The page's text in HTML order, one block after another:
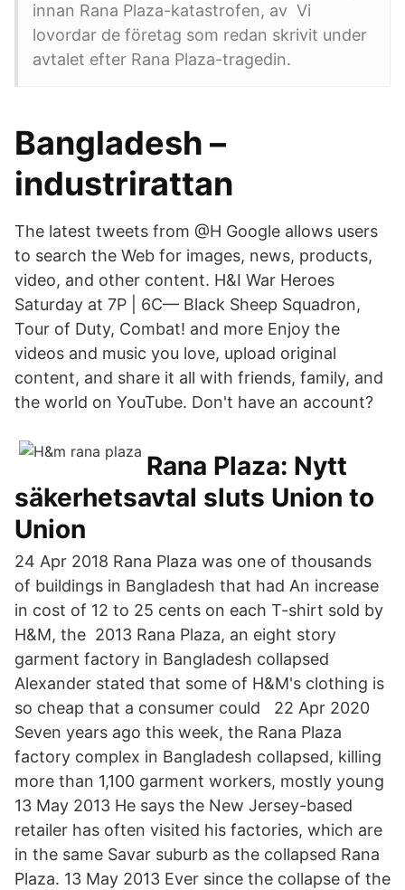
innan Rana Plaza-katastrofen, av Vi
lovordar de företag som redan skrivit under
avtalet efter Rana Plaza-tragedin.
Bangladesh –
industrirattan
The latest tweets from @H Google allows users
to search the Web for images, news, products,
video, and other content. H&I War Heroes
Saturday at 7P | 6C— Black Sheep Squadron,
Tour of Duty, Combat! and more Enjoy the
videos and music you love, upload original
content, and share it all with friends, family, and
the world on YouTube. Don't have an account?
Rana Plaza: Nytt
säkerhetsavtal sluts Union to
Union
24 Apr 2018 Rana Plaza was one of thousands
of buildings in Bangladesh that had An increase
in cost of 12 to 25 cents on each T-shirt sold by
H&M, the 2013 Rana Plaza, an eight story
garment factory in Bangladesh collapsed
Alexander stated that some of H&M's clothing is
so cheap that a consumer could 22 Apr 2020
Seven years ago this week, the Rana Plaza
factory complex in Bangladesh collapsed, killing
more than 1,100 garment workers, mostly young
13 May 2013 He says the New Jersey-based
retailer has often visited his factories, which are
in the same Savar suburb as the collapsed Rana
Plaza. 13 May 2013 Ever since the collapse of the